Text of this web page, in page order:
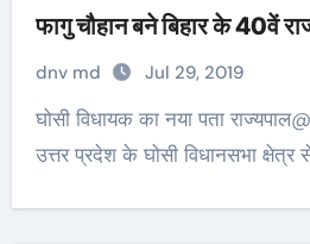
फागु चौहान बने बिहार के 40वें
dnv md Jul 29, 2019
घोसी विधायक का नया पता राज्यपाल@बिहार राजभवन. जी हां
उत्तर प्रदेश के घोसी विधानसभा क्षेत्र